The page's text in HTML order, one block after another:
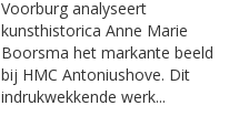
Voorburg analyseert
kunsthistorica Anne Marie
Boorsma het markante beeld
bij HMC Antoniushove. Dit
indrukwekkende werk...